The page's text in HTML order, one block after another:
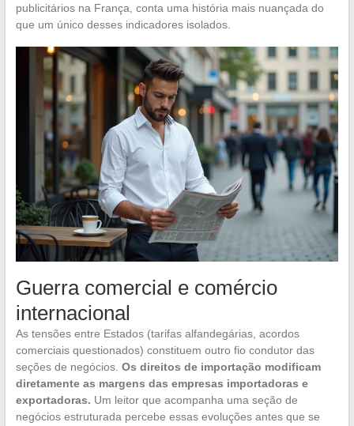
publicitários na França, conta uma história mais nuançada do
que um único desses indicadores isolados.
Guerra comercial e comércio
internacional
As tensões entre Estados (tarifas alfandegárias, acordos
comerciais questionados) constituem outro fio condutor das
seções de negócios. Os direitos de importação modificam
diretamente as margens das empresas importadoras e
exportadoras. Um leitor que acompanha uma seção de
negócios estruturada percebe essas evoluções antes que se